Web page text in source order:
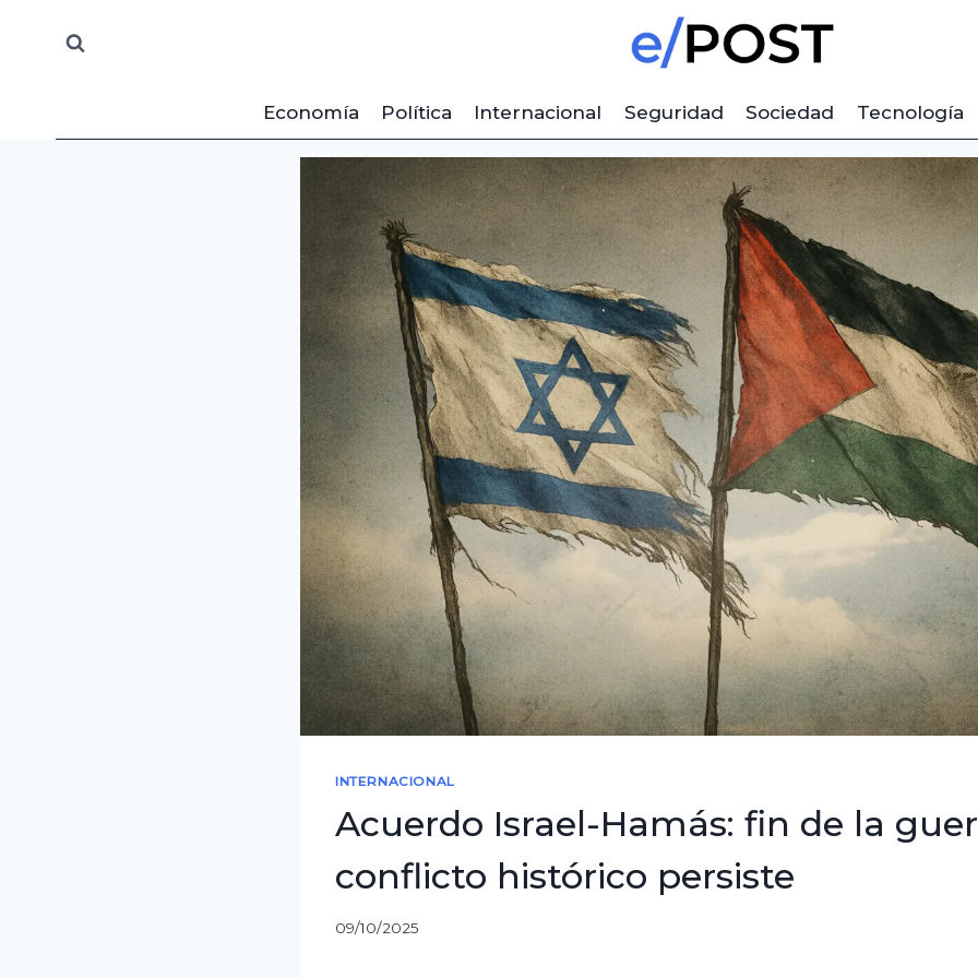
Economía
Política Internacional Seguridad Sociedad Tecnología
INTERNACIONAL
Acuerdo Israel-Hamás: fin de la
conflicto histórico persiste
09/10/2025